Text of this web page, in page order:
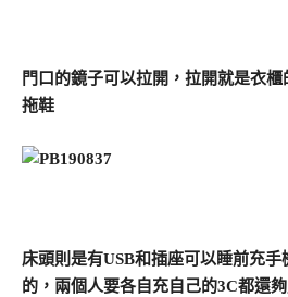
門口的鏡子可以拉開，拉開就是衣
拖鞋
床頭則是有USB和插座可以睡前充
的，兩個人要各自充自己的3C都還夠